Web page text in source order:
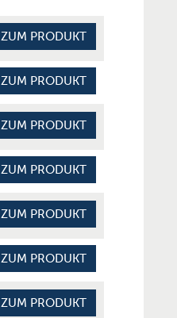
ZUM PRODUKT
ZUM PRODUKT
ZUM PRODUKT
ZUM PRODUKT
ZUM PRODUKT
ZUM PRODUKT
ZUM PRODUKT